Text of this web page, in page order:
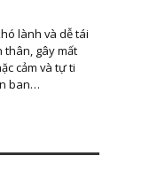
lành và dễ tái
thân, gây mất
cảm và tự ti
ban…